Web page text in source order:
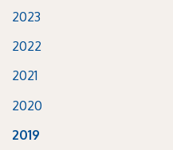
2023
2022
2021
2020
2019